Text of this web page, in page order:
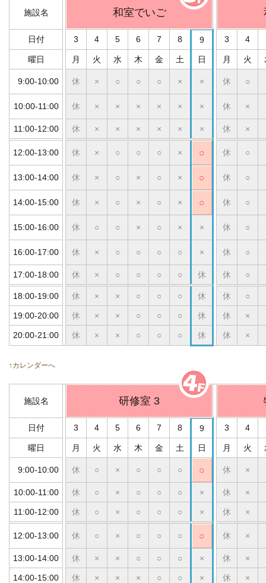
施設名 和室でいご
日付 3 4 5 6 7 8 9 3 4
曜日 月 火 水 木 金 土 日 月 火
9:00-10:00 休 × ○ ○ ○ × × 休 ○
10:00-11:00 休 × × × × × × 休 ×
11:00-12:00 休 × × × × × × 休 ×
12:00-13:00 休 × ○ ○ ○ × ○ 休 ○
13:00-14:00 休 × ○ × ○ × ○ 休 ○
14:00-15:00 休 × ○ × ○ × ○ 休 ○
15:00-16:00 休 ○ ○ × ○ × × 休 ○
16:00-17:00 休 × ○ ○ ○ ○ × 休 ○
17:00-18:00 休 × ○ ○ ○ ○ 休 休 ○
18:00-19:00 休 × × ○ ○ ○ 休 休 ○
19:00-20:00 休 × × ○ ○ ○ 休 休 ×
20:00-21:00 休 × × ○ ○ ○ 休 休 ×
↑カレンダーへ
施設名 研修室 3
日付 3 4 5 6 7 8 9 3 4
曜日 月 火 水 木 金 土 日 月 火
9:00-10:00 休 ○ × ○ ○ ○ ○ 休 ×
10:00-11:00 休 ○ × ○ ○ ○ × 休 ×
11:00-12:00 休 ○ × ○ ○ ○ × 休 ×
12:00-13:00 休 ○ × ○ ○ ○ ○ 休 ×
13:00-14:00 休 × × ○ ○ ○ × 休 ×
14:00-15:00 休 × × × ○ ○ × 休 ×